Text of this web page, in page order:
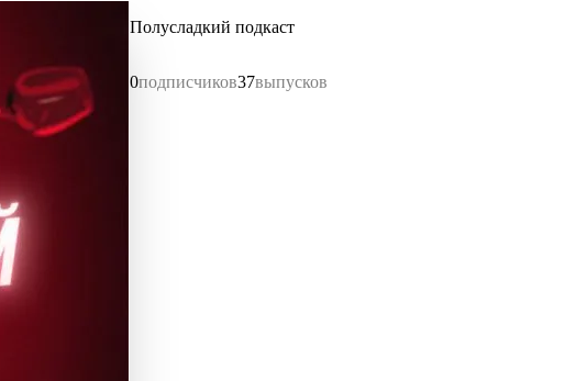
Полусладкий подкаст
0подписчиков37выпусков